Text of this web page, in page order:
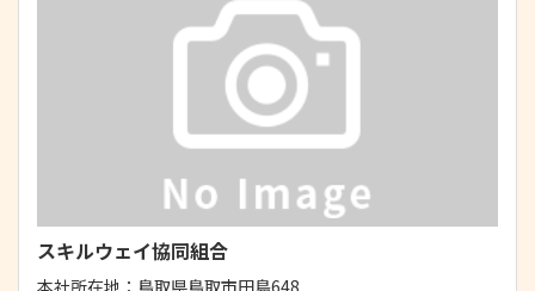
スキルウェイ協同組合
本社所在地： 鳥取県鳥取市田島648